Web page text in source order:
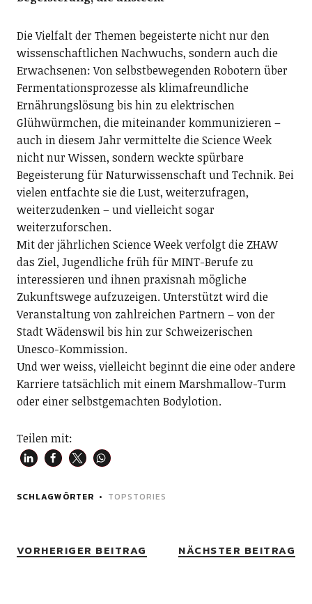
Die Vielfalt der Themen begeisterte nicht nur den
wissenschaftlichen Nachwuchs, sondern auch die
Erwachsenen: Von selbstbewegenden Robotern über
Fermentationsprozesse als klimafreundliche
Ernährungslösung bis hin zu elektrischen
Glühwürmchen, die miteinander kommunizieren –
auch in diesem Jahr vermittelte die Science Week
nicht nur Wissen, sondern weckte spürbare
Begeisterung für Naturwissenschaft und Technik. Bei
vielen entfachte sie die Lust, weiterzufragen,
weiterzudenken – und vielleicht sogar
weiterzuforschen.
Mit der jährlichen Science Week verfolgt die ZHAW
das Ziel, Jugendliche früh für MINT-Berufe zu
interessieren und ihnen praxisnah mögliche
Zukunftswege aufzuzeigen. Unterstützt wird die
Veranstaltung von zahlreichen Partnern – von der
Stadt Wädenswil bis hin zur Schweizerischen
Unesco-Kommission.
Und wer weiss, vielleicht beginnt die eine oder andere
Karriere tatsächlich mit einem Marshmallow-Turm
oder einer selbstgemachten Bodylotion.
Teilen mit:
SCHLAGWÖRTER TOPSTORIES
VORHERIGER BEITRAG NÄCHSTER BEITRAG